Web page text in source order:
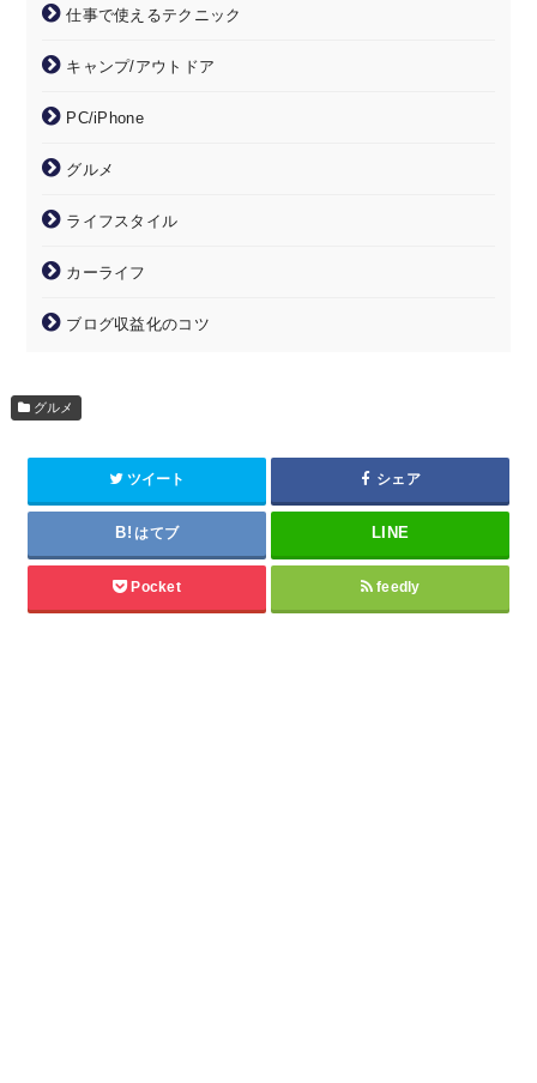
仕事で使えるテクニック
キャンプ/アウトドア
PC/iPhone
グルメ
ライフスタイル
カーライフ
ブログ収益化のコツ
グルメ
ツイート シェア
はてブ
Pocket feedly